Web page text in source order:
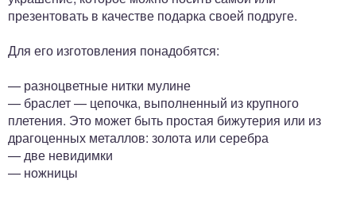
презентовать в качестве подарка своей подруге.
Для его изготовления понадобятся:
— разноцветные нитки мулине
— браслет — цепочка, выполненный из крупного
плетения. Это может быть простая бижутерия или из
драгоценных металлов: золота или серебра
— две невидимки
— ножницы